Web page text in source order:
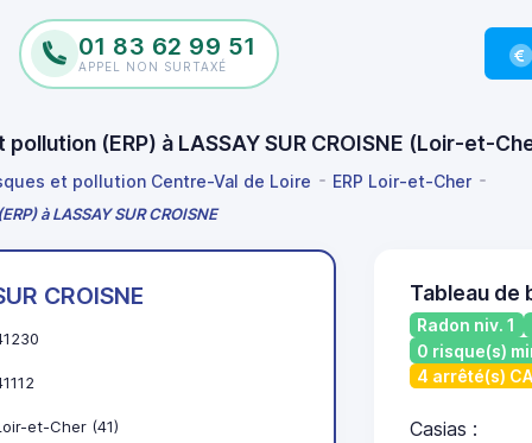
01 83 62 99 51
APPEL NON SURTAXÉ
(ERP) à LASSAY SUR CROISNE (Loir-et-
et pollution Centre-Val de Loire ERP Loir-et-Cher
à LASSAY SUR CROISNE
CROISNE
et-Cher (41)
Tableau de
Radon niv. 1
0 risque(s)
4 arrêté(s)
Casias :